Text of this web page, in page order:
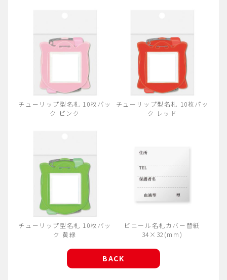
チューリップ型名札 10枚パッ
ク ピンク
チューリップ型名札 10枚パッ
ク レッド
チューリップ型名札 10枚パッ
ク 黄緑
ビニール名札カバー替紙
34×32(mm)
BACK